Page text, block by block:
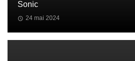
Sonic
24 mai 2024